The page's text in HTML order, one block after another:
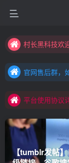
官网售后群，
平台使用协议
【tumblr发帖】